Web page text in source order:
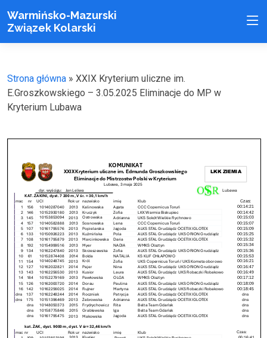
Warmińsko-Mazurski
Związek Kolarski
Strona główna » XXIX Kryterium uliczne im.
E.Groszkowskiego – 3.05.2025 Eliminacje do MP w
Kryterium Lubawa